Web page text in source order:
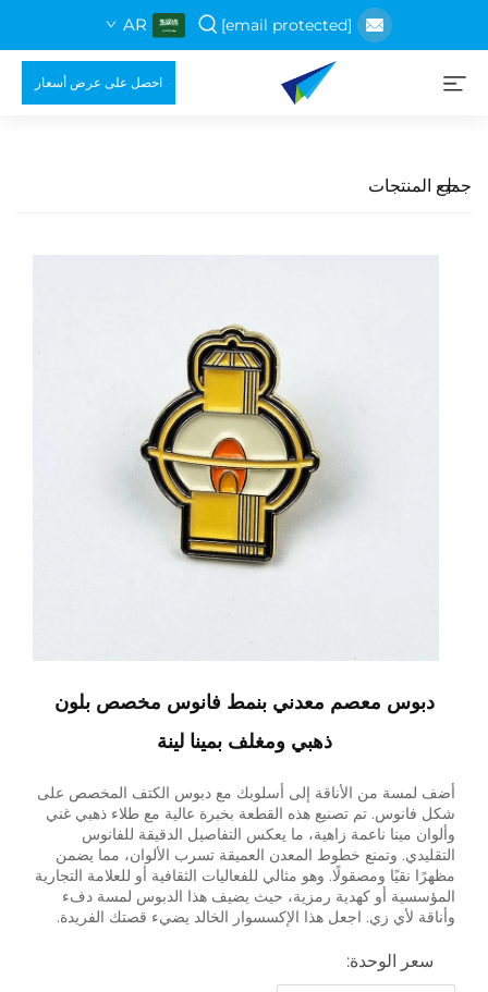
[email protected]
AR
احصل على عرض أسعار
جميع المنتجات
دبوس معصم معدني بنمط فانوس مخصص بلون
ذهبي ومغلف بمينا لينة
أضف لمسة من الأناقة إلى أسلوبك مع دبوس الكتف المخصص على
شكل فانوس. تم تصنيع هذه القطعة بخبرة عالية مع طلاء ذهبي غني
وألوان مينا ناعمة زاهية، ما يعكس التفاصيل الدقيقة للفانوس
التقليدي. وتمنع خطوط المعدن العميقة تسرب الألوان، مما يضمن
مظهرًا نقيًا ومصقولًا. وهو مثالي للفعاليات الثقافية أو للعلامة التجارية
المؤسسية أو كهدية رمزية، حيث يضيف هذا الدبوس لمسة دفء
وأناقة لأي زي. اجعل هذا الإكسسوار الخالد يضيء قصتك الفريدة.
سعر الوحدة: